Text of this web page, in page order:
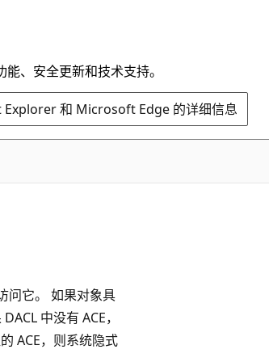
、安全更新和技术支持。
和 Microsoft Edge 的详细信息
问它。 如果对象具
中没有 ACE，
ACE，则系统隐式